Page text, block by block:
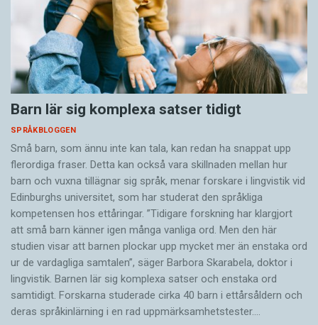
Barn lär sig komplexa satser tidigt
SPRÅKBLOGGEN
Små barn, som ännu inte kan tala, kan redan ha snappat upp
flerordiga fraser. Detta kan också vara skillnaden mellan hur
barn och vuxna tillägnar sig språk, menar forskare i lingvistik vid
Edinburghs universitet, som har studerat den språkliga
kompetensen hos ettåringar. ”Tidigare forskning har klargjort
att små barn känner igen många vanliga ord. Men den här
studien visar att barnen plockar upp mycket mer än enstaka ord
ur de vardagliga samtalen”, säger Barbora Skarabela, doktor i
lingvistik. Barnen lär sig komplexa satser och enstaka ord
samtidigt. Forskarna studerade cirka 40 barn i ettårsåldern och
deras språkinlärning i en rad uppmärksamhetstester.…